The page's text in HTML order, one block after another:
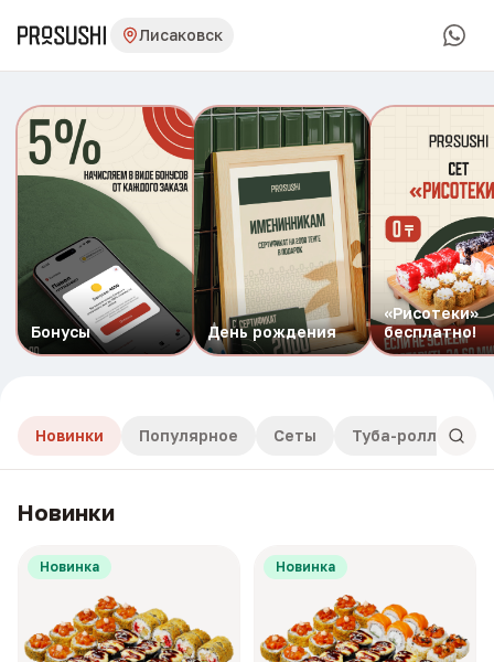
Лисаковск
Бонусы День рождения
«Рисотеки»
бесплатно!
Новинки Популярное Сеты Туба-роллы
Новинки
Новинка Новинка